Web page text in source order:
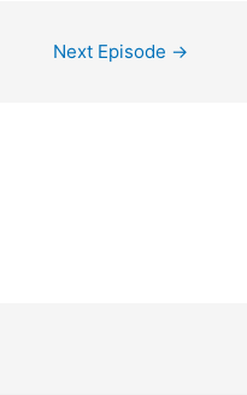
Next Episode →